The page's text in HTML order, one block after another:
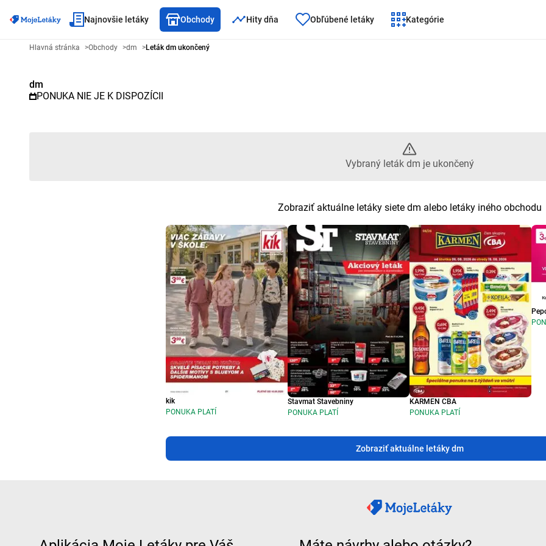
Najnovšie letáky Obchody Hity dňa Obľúbené letáky Kategórie
Reklamný leták dm - Vybraný leták dm je ukončený
Hlavná stránka >Obchody >dm >Leták dm ukončený
dm
PONUKA NIE JE K DISPOZÍCII
Vybraný leták dm je ukončený
Zobraziť aktuálne letáky siete dm alebo letáky iného obchodu
kik
PONUKA PLATÍ
Stavmat Stavebniny
PONUKA PLATÍ
KARMEN CBA
PONUKA PLATÍ
Zobraziť aktuálne letáky dm